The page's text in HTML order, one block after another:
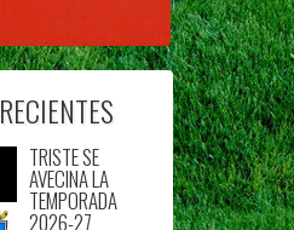
TRISTE SE
AVECINA LA
TEMPORADA
2026-27